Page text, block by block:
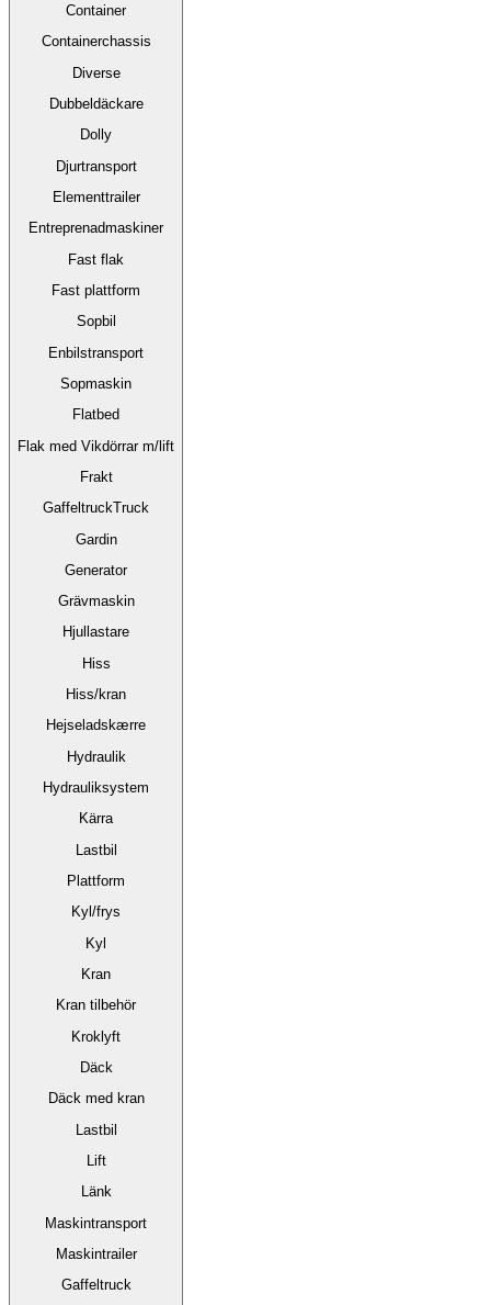
Container
Containerchassis
Diverse
Dubbeldäckare
Dolly
Djurtransport
Elementtrailer
Entreprenadmaskiner
Fast flak
Fast plattform
Sopbil
Enbilstransport
Sopmaskin
Flatbed
Flak med Vikdörrar m/lift
Frakt
GaffeltruckTruck
Gardin
Generator
Grävmaskin
Hjullastare
Hiss
Hiss/kran
Hejseladskærre
Hydraulik
Hydrauliksystem
Kärra
Lastbil
Plattform
Kyl/frys
Kyl
Kran
Kran tilbehör
Kroklyft
Däck
Däck med kran
Lastbil
Lift
Länk
Maskintransport
Maskintrailer
Gaffeltruck